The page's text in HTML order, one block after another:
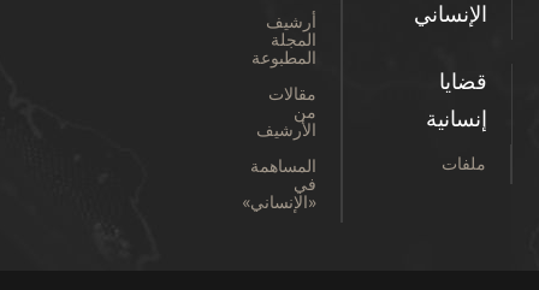
الإنساني
قضايا
إنسانية
ملفات
أرشيف
المجلة
المطبوعة
مقالات
من
الأرشيف
المساهمة
في
«الإنساني»